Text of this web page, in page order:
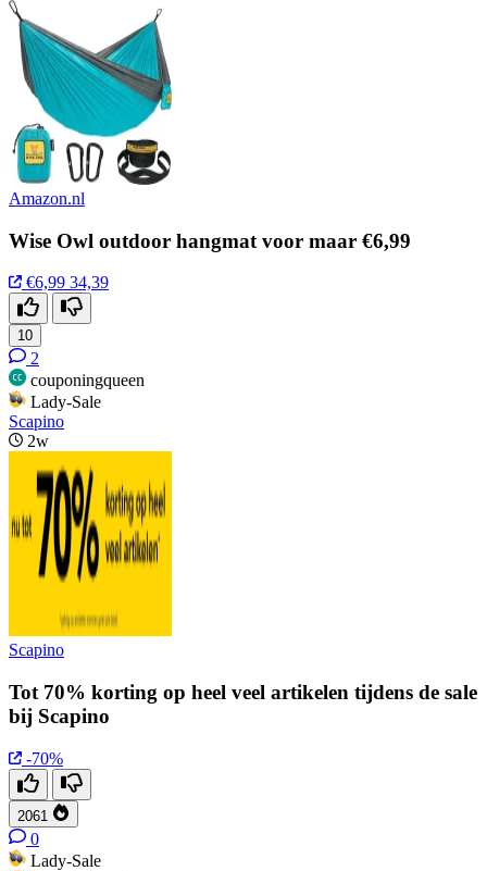
Amazon.nl
Wise Owl outdoor hangmat voor maar €6,99
€6,99 34,39
10
2
couponingqueen
Lady-Sale
Scapino
2w
Scapino
Tot 70% korting op heel veel artikelen tijdens de sale
bij Scapino
-70%
2061
0
Lady-Sale